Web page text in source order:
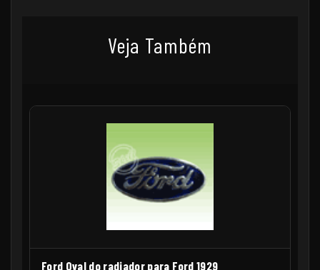
Veja Também
Ford Oval do radiador para Ford 1929